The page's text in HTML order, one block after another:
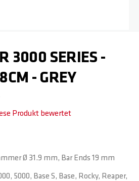
3000 SERIES -
- GREY
Produkt bewertet
Ø 31.9 mm, Bar Ends 19 mm
5000, Base S, Base, Rocky, Reaper,